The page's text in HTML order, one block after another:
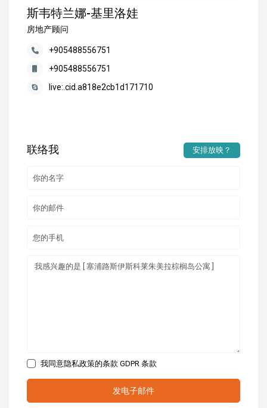
斯韦特兰娜-基里洛娃
房地产顾问
+905488556751
+905488556751
live:.cid.a818e2cb1d171710
联络我 安排放映？
我同意隐私政策的条款GDPR 条款